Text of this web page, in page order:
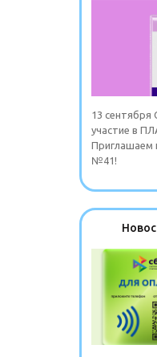
13 сентября
участие в
Приглашаем
№41!